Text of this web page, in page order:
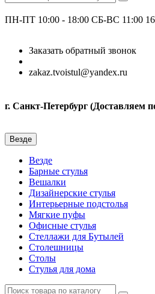
ПН-ПТ 10:00 - 18:00 СБ-ВС 11:00
Заказать обратный звонок
zakaz.tvoistul@yandex.ru
г. Санкт-Петербург (Доставляем
Везде
Везде
Барные стулья
Вешалки
Дизайнерские стулья
Интерьерные подстолья
Мягкие пуфы
Офисные стулья
Стеллажи для Бутылей
Столешницы
Столы
Стулья для дома